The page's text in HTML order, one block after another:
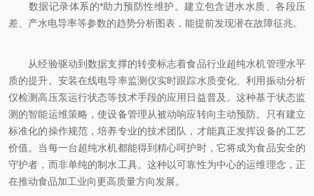
数据记录体系的*助力预防性维护。建立包含进水水质、各段压
差、产水电导率等参数的趋势分析图表，能提前发现潜在故障征兆。
从经验驱动到数据支撑的转变标志着食品行业超纯水机管理水平
质的提升。安装在线电导率监测仪实时跟踪水质变化、利用振动分析
仪检测高压泵运行状态等技术手段的应用日益普及。这种基于状态监
测的智能运维策略，使设备管理从被动响应转向主动预防。只有建立
标准化的操作规范，培养专业的技术团队，才能真正发挥设备的工艺
价值。当每一台超纯水机都能得到精心呵护时，它将成为食品安全的
守护者，而非单纯的制水工具。这种以可靠性为中心的运维理念，正
在推动食品加工业向更高质量方向发展。